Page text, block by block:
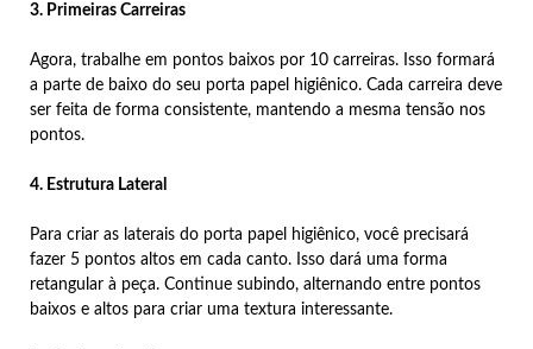
3. Primeiras Carreiras
Agora, trabalhe em pontos baixos por 10 carreiras. Isso formará
a parte de baixo do seu porta papel higiênico. Cada carreira deve
ser feita de forma consistente, mantendo a mesma tensão nos
pontos.
4. Estrutura Lateral
Para criar as laterais do porta papel higiênico, você precisará
fazer 5 pontos altos em cada canto. Isso dará uma forma
retangular à peça. Continue subindo, alternando entre pontos
baixos e altos para criar uma textura interessante.